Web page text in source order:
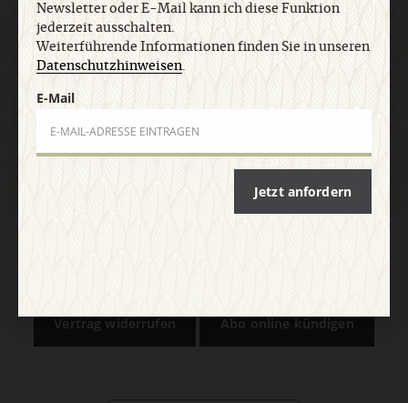
E-Mail
Vertrag widerrufen Abo online kündigen
Newsletter oder E-Mail kann ich diese Funktion
jederzeit ausschalten.
Weiterführende Informationen finden Sie in unseren
Datenschutzhinweisen.
E-Mail
Jetzt anfordern